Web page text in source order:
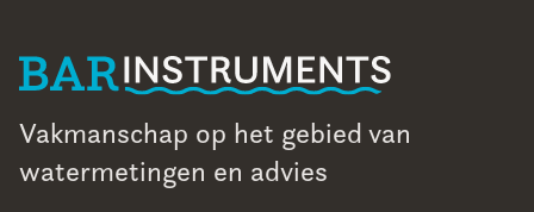
Vakmanschap op het gebied van
watermetingen en advies